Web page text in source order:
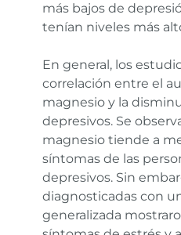
más bajos de
tenían niveles más
En general, los
correlación entre el
magnesio y la
depresivos. Se
magnesio tiende a
síntomas de las
depresivos. Sin
diagnosticadas con
generalizada